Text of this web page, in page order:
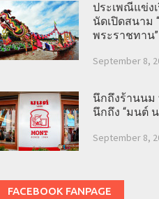
ประเพณีแข่ง
นัดเปิดสนาม
พระราชทาน”
September 8,
นึกถึงร้านนม
นึกถึง “มนต์
September 8,
FACEBOOK FANPAGE